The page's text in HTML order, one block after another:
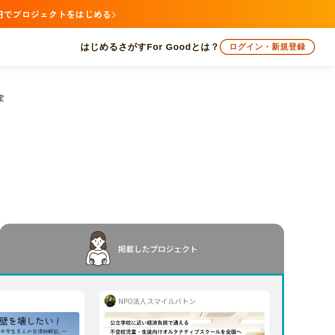
でプロジェクトをはじめる
はじめる さがすFor Goodとは？ ログイン・新規登録
分 宮崎 鹿児島 沖縄
掲載したプロジェクト
NPO法人スマイルバトン